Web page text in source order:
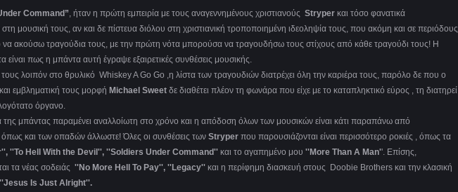
Command” , ήταν η πρώτη εμπειρία με τους αναγεννημένους χριστιανούς Stryper και τόσο φανατικά
μουσική τους, αν και δε πίστευα διόλου στη χριστιανική τροποποιημένη ιδεοληψία τους, που ακόμη και σε περιόδους
να ακούσω τραγούδια τους, με την πρώτη νότα μπορούσα να τραγουδήσω τους στίχους από κάθε τραγούδι τους! Η
είναι πως η μπάντα αυτή έγραψε εξαιρετικές συνθέσεις μουσικής.
λοιπόν στο θρυλικό Whiskey A Go Go ,η λίστα των τραγουδιών διατρέχει όλη την καριέρα τους, παρόλο δε που ο
εμβληματική τους μορφή Michael Sweet δε διαθέτει πλέον τη φωνάρα που είχε με το καταπληκτικό εύρος , τη διατηρεί
όργανο.
της μπάντας παραμένει αναλλοίωτη στο χρόνο και η απόδοση όλων των μουσικών είναι κάτι παραπάνω από
και των οπαδών άλλωστε! Όλες οι συνθέσεις των Stryper που παρουσιάζονται είναι περισσότερο ροκιές , όπως τα
''To Hell With the Devil'', ''Soldiers Under Command'' και το αγαπημένο μου ''More Than A Man''. Επίσης,
τα νέας σοδειάς ''No More Hell To Pay'', ''Legacy'' και η περίφημη διασκευή στους Doobie Brothers και την κλασική
''Jesus Is Just Alright''.